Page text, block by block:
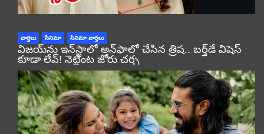
వార్తలు సినిమా సినిమా వార్తలు
విజయ్‌ను ఇన్‌స్టాలో అన్‌ఫాలో చేసిన త్రిష.. బర్త్‌డే విషెస్
కూడా లేవ్! నెట్టింట జోరు చర్చ